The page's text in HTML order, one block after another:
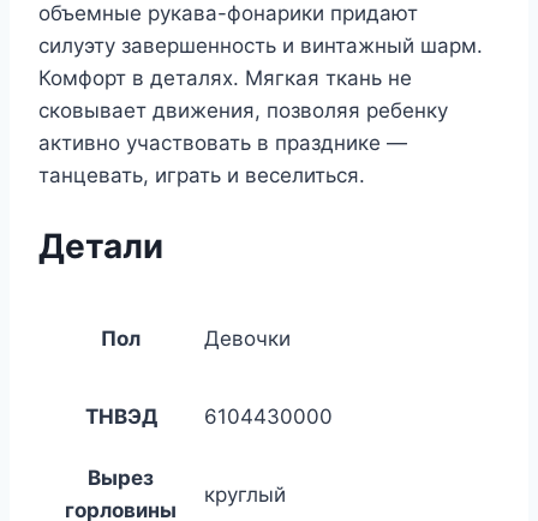
объемные рукава-фонарики придают
силуэту завершенность и винтажный шарм.
Комфорт в деталях. Мягкая ткань не
сковывает движения, позволяя ребенку
активно участвовать в празднике —
танцевать, играть и веселиться.
Детали
Пол Девочки
ТНВЭД 6104430000
Вырез
горловины
круглый